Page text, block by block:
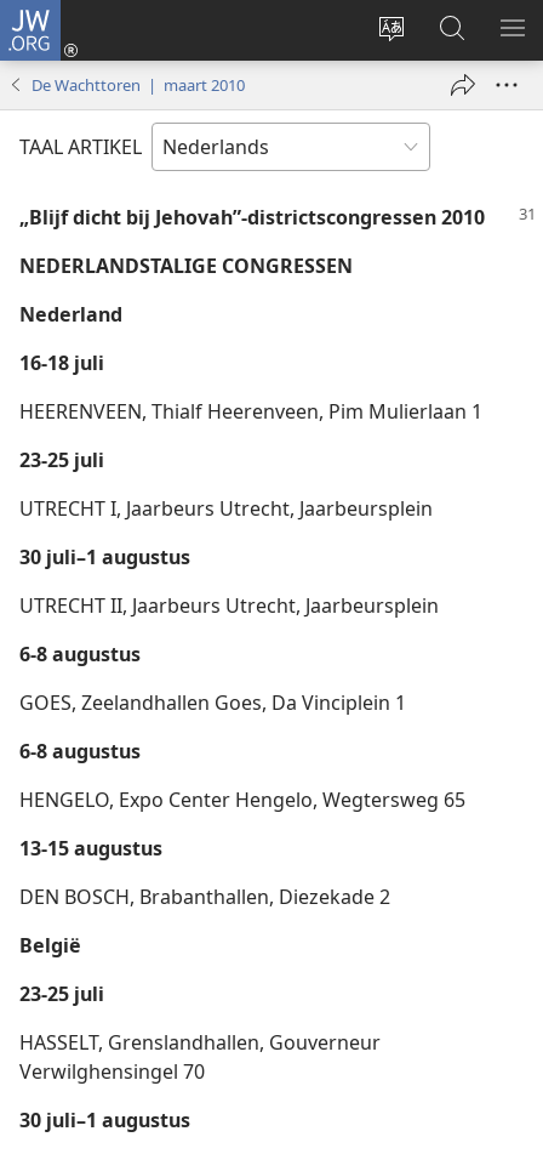
JW.ORG
Taal
wijzigen
Inloggen
(opent
Zoeken
op
JW.ORG
De Wachttoren | maart 2010
TAAL ARTIKEL
„Blijf dicht bij Jehovah”-districtscongressen 2010
NEDERLANDSTALIGE CONGRESSEN
Nederland
16-18 juli
HEERENVEEN, Thialf Heerenveen, Pim Mulierlaan 1
23-25 juli
UTRECHT I, Jaarbeurs Utrecht, Jaarbeursplein
30 juli–1 augustus
UTRECHT II, Jaarbeurs Utrecht, Jaarbeursplein
6-8 augustus
GOES, Zeelandhallen Goes, Da Vinciplein 1
6-8 augustus
HENGELO, Expo Center Hengelo, Wegtersweg 65
13-15 augustus
DEN BOSCH, Brabanthallen, Diezekade 2
België
23-25 juli
HASSELT, Grenslandhallen, Gouverneur
Verwilghensingel 70
30 juli–1 augustus